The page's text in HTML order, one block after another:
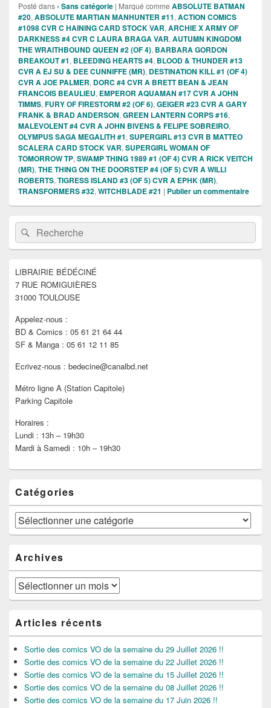
Posté dans › Sans catégorie | Marqué comme ABSOLUTE BATMAN
#20,ABSOLUTE MARTIAN MANHUNTER #11,ACTION COMICS
#1098 CVR C HAINING CARD STOCK VAR,ARCHIE X ARMY OF
DARKNESS #4 CVR C LAURA BRAGA VAR,AUTUMN KINGDOM
THE WRAITHBOUND QUEEN #2 (OF 4), BARBARA GORDON
BREAKOUT #1, BLEEDING HEARTS #4, BLOOD & THUNDER #13
CVR A EJ SU & DEE CUNNIFFE (MR), DESTINATION KILL #1 (OF 4)
CVR A JOE PALMER, DORC #4 CVR A BRETT BEAN & JEAN
FRANCOIS BEAULIEU, EMPEROR AQUAMAN #17 CVR A JOHN
TIMMS,FURY OF FIRESTORM #2 (OF 6),GEIGER #23 CVR A GARY
FRANK & BRAD ANDERSON,GREEN LANTERN CORPS #16,
MALEVOLENT #4 CVR A JOHN BIVENS & FELIPE SOBREIRO,
OLYMPUS SAGA MEGALITH #1,SUPERGIRL #13 CVR B MATTEO
SCALERA CARD STOCK VAR,SUPERGIRL WOMAN OF
TOMORROW TP,SWAMP THING 1989 #1 (OF 4) CVR A RICK VEITCH
(MR),THE THING ON THE DOORSTEP #4 (OF 5) CVR A WILLI
ROBERTS,TIGRESS ISLAND #3 (OF 5) CVR A EPHK (MR),
TRANSFORMERS #32,WITCHBLADE #21 | Publier un commentaire
Zone
principale
de
widget
barre
latérale
Recherche :Rechercher
LIBRAIRIE BÉDÉCINÉ
7 RUE ROMIGUIÈRES
31000 TOULOUSE
Appelez-nous :
BD & Comics : 05 61 21 64 44
SF & Manga : 05 61 12 11 85
Ecrivez-nous : bedecine@canalbd.net
Métro ligne A (Station Capitole)
Parking Capitole
Horaires :
Lundi : 13h – 19h30
Mardi à Samedi : 10h – 19h30
Catégories
Catégories
Archives
Archives
Articles récents
Sortie des comics VO de la semaine du 29 Juillet 2026 !!
Sortie des comics VO de la semaine du 22 Juillet 2026 !!
Sortie des comics VO de la semaine du 15 Juillet 2026 !!
Sortie des comics VO de la semaine du 08 Juillet 2026 !!
Sortie des comics VO de la semaine du 17 Juin 2026 !!